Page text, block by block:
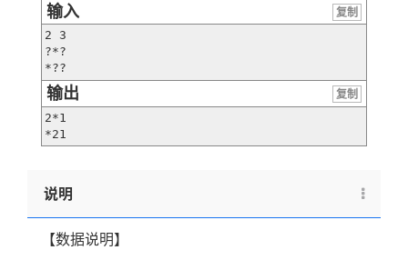
输入
复制
2 3
?*?
*??
输出
复制
2*1
*21
说明
【数据说明】